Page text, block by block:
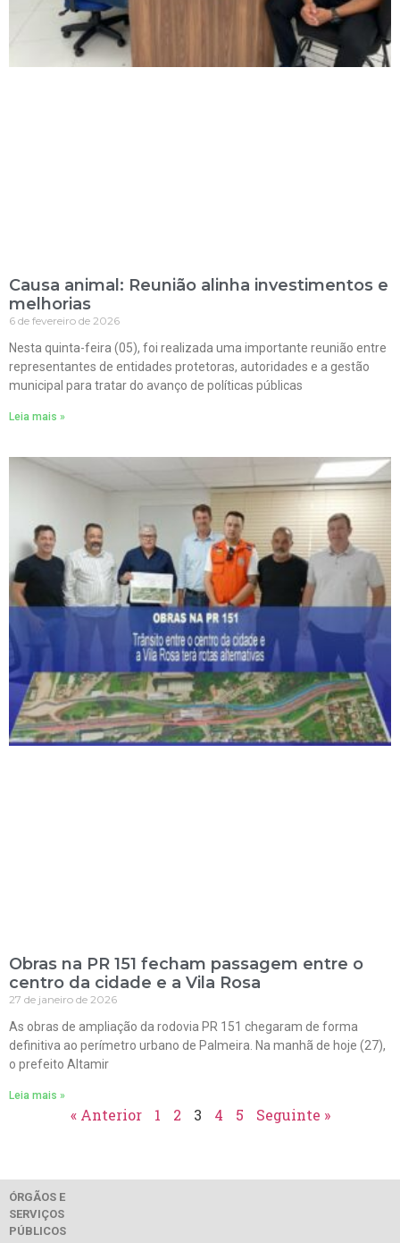
Causa animal: Reunião alinha investimentos e
melhorias
6 de fevereiro de 2026
Nesta quinta-feira (05), foi realizada uma importante reunião entre
representantes de entidades protetoras, autoridades e a gestão
municipal para tratar do avanço de políticas públicas
Leia mais »
Obras na PR 151 fecham passagem entre o
centro da cidade e a Vila Rosa
27 de janeiro de 2026
As obras de ampliação da rodovia PR 151 chegaram de forma
definitiva ao perímetro urbano de Palmeira. Na manhã de hoje (27),
o prefeito Altamir
Leia mais »
« Anterior 1 2 3 4 5 Seguinte »
ÓRGÃOS E
SERVIÇOS
PÚBLICOS